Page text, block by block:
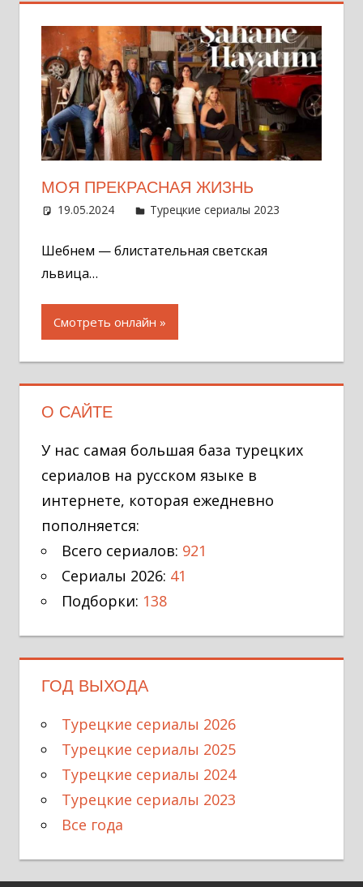
МОЯ ПРЕКРАСНАЯ ЖИЗНЬ
19.05.2024 Администратор
Турецкие сериалы 2023
Шебнем — блистательная светская
львица…
Смотреть онлайн
О САЙТЕ
У нас самая большая база турецких
сериалов на русском языке в
интернете, которая ежедневно
пополняется:
Всего сериалов: 921
Сериалы 2026: 41
Подборки: 138
ГОД ВЫХОДА
Турецкие сериалы 2026
Турецкие сериалы 2025
Турецкие сериалы 2024
Турецкие сериалы 2023
Все года